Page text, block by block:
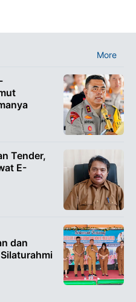
More
Tender,
E-
dan